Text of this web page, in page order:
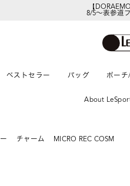
【
8/5～表参道
ベストセラー バッグ ポー
About
チャーム MICRO REC COSM